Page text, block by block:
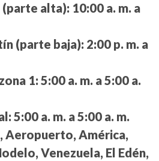
(parte alta): 10:00 a. m. a
(parte baja): 2:00 p. m. a
1: 5:00 a. m. a 5:00 a.
5:00 a. m. a 5:00 a. m.
Aeropuerto, América,
Venezuela, El Edén,